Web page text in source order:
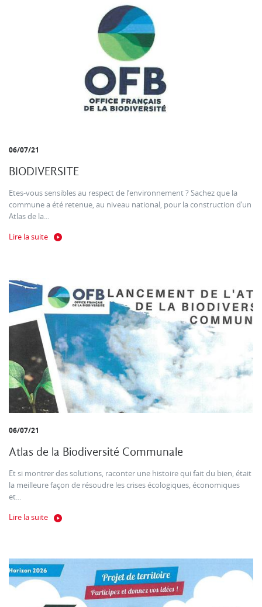
06/07/21
BIODIVERSITE
Etes-vous sensibles au respect de l’environnement ? Sachez que la
commune a été retenue, au niveau national, pour la construction d’un
Atlas de la...
Lire la suite
06/07/21
Atlas de la Biodiversité Communale
Et si montrer des solutions, raconter une histoire qui fait du bien, était
la meilleure façon de résoudre les crises écologiques, économiques
et...
Lire la suite